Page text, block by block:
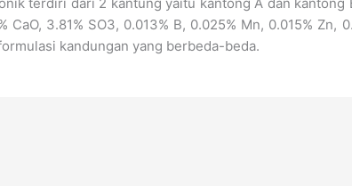
CaO, 3.81% SO3, 0.013% B, 0.025% Mn, 0.015%
kandungan yang berbeda-beda.